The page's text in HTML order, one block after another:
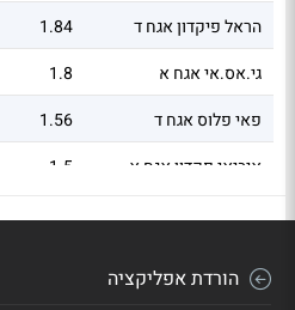
הראל פיקדון אגח ד
1.84
גי.אס.אי אגח א
1.8
פאי פלוס אגח ד
1.56
איביאי פקדון אגח א
1.5
איביאי פקדון אגח ג
1.4
הורדת אפליקציה